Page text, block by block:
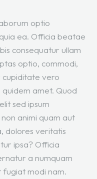
optio
ea. Officia beatae
consequatur ullam
optio, commodi,
vero
amet. Quod
sed ipsum
animi quam aut
dolores veritatis
ipsa? Officia
a numquam
modi nam.